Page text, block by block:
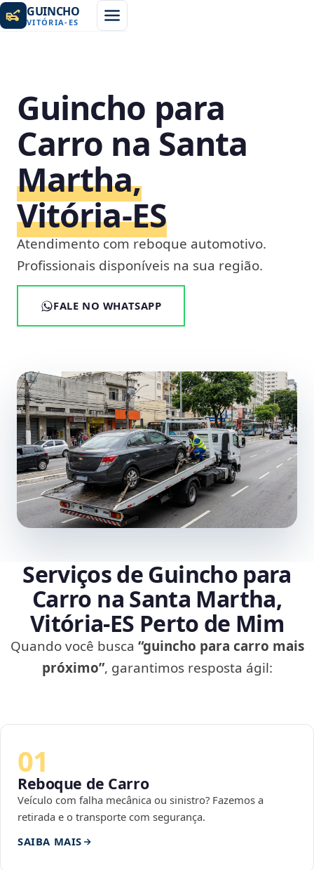
GUINCHO
VITÓRIA- ES
Guincho para
Carro na Santa
Martha,
Vitória‑ES
Atendimento com reboque automotivo.
Profissionais disponíveis na sua região.
FALE NO WHATSAPP
Serviços de Guincho para
Carro na Santa Martha,
Vitória‑ES Perto de Mim
Quando você busca “guincho para carro mais
próximo”, garantimos resposta ágil:
01
Reboque de Carro
Veículo com falha mecânica ou sinistro? Fazemos a
retirada e o transporte com segurança.
SAIBA MAIS